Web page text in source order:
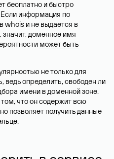
бесплатно и быстро
информация по
whois и не выдается в
значит, доменное имя
может быть
не только для
ведь определить, свободен ли
имени в доменной зоне.
что он содержит всю
позволяет получить данные